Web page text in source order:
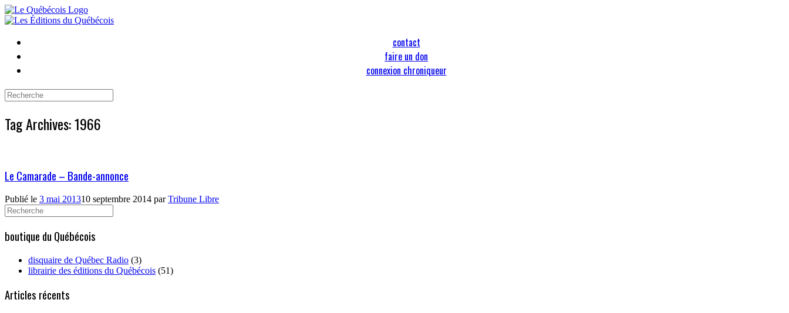
Skip
to
contact
faire un don
connexion chroniqueur
Search
Tag Archives:1966
Le Camarade – Bande-annonce
Publié le 3 mai 201310 septembre 2014 parTribune Libre
Search
for:
boutique du Québécois
disquaire de Québec Radio (3)
librairie des éditions du Québécois (51)
Articles récents